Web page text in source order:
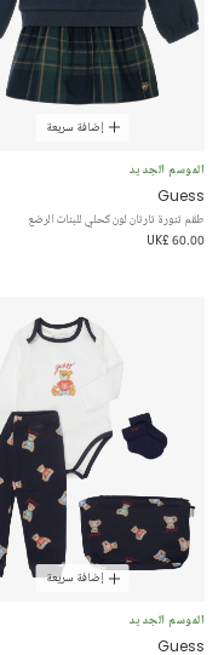
إضافة سريعة
الموسم الجديد
Guess
طقم تنورة تارتان لون كحلي للبنات الرضع
UK£ 60.00
إضافة سريعة
الموسم الجديد
Guess